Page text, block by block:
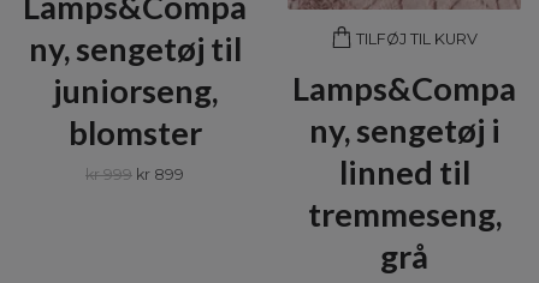
ny, sengetøj til
juniorseng,
blomster
kr 999 kr 899
TILFØJ TIL KURV
Lamps&Compa
ny, sengetøj i
linned til
tremmeseng,
grå